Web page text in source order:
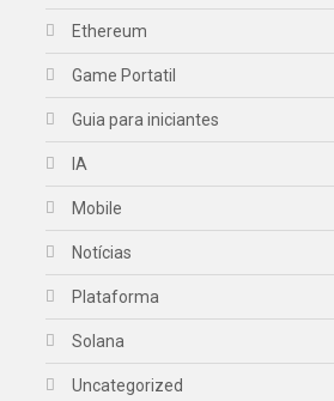
Ethereum
Game Portatil
Guia para iniciantes
IA
Mobile
Notícias
Plataforma
Solana
Uncategorized